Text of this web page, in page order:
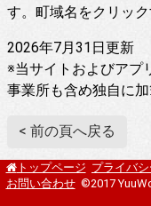
す。町域名をクリッ
2026年7月31日更新
※当サイトおよびアプ
事業所も含め独自に
< 前の頁へ戻る
トップページ プライバ
お問い合わせ ©2017